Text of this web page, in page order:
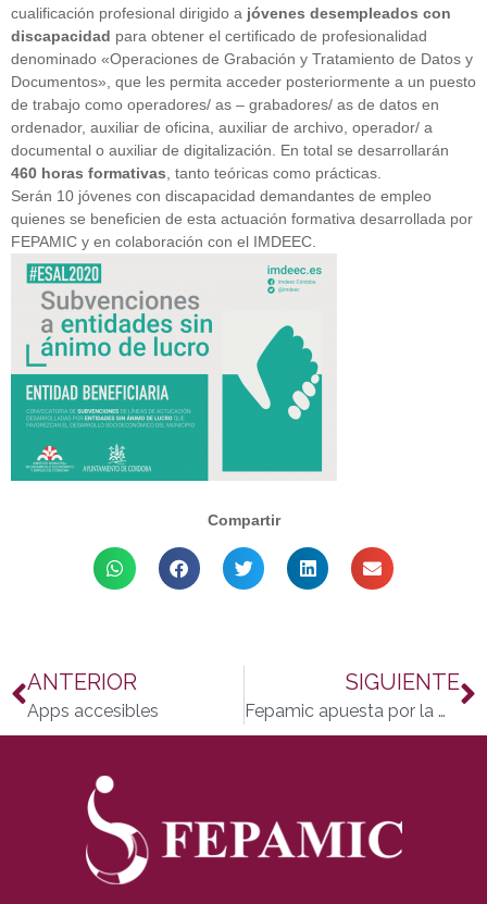
cualificación profesional dirigido a jóvenes desempleados con
discapacidad para obtener el certificado de profesionalidad
denominado «Operaciones de Grabación y Tratamiento de Datos y
Documentos», que les permita acceder posteriormente a un puesto
de trabajo como operadores/ as – grabadores/ as de datos en
ordenador, auxiliar de oficina, auxiliar de archivo, operador/ a
documental o auxiliar de digitalización. En total se desarrollarán
460 horas formativas , tanto teóricas como prácticas.
Serán 10 jóvenes con discapacidad demandantes de empleo
quienes se beneficien de esta actuación formativa desarrollada por
FEPAMIC y en colaboración con el IMDEEC.
Compartir
ANTERIOR
Apps accesibles
SIGUIENTE
Fepamic apuesta por la modernización y adaptación de instalaciones gracias al IMDEEC